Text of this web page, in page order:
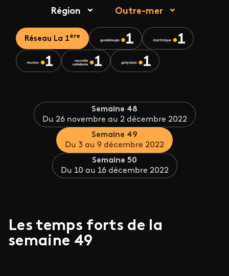
Région Outre-mer
Réseau La 1ère
Semaine 48
Du 26 novembre au 2 décembre 2022
Semaine 49
Du 3 au 9 décembre 2022
Semaine 50
Du 10 au 16 décembre 2022
Les temps forts de la
semaine 49